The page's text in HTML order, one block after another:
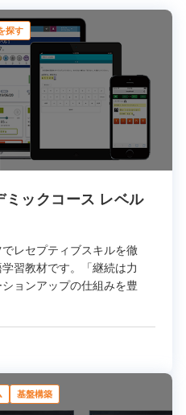
探す
ミックコース レベル
レセプティブスキルを徹
習教材です。
「継続は力
ョンアップの仕組みを豊
基盤構築